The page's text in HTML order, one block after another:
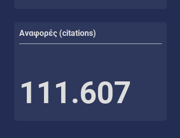
Αναφορές (citations)
111.607